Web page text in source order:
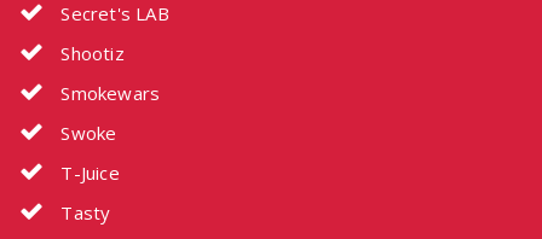
Secret's LAB
Shootiz
Smokewars
Swoke
T-Juice
Tasty